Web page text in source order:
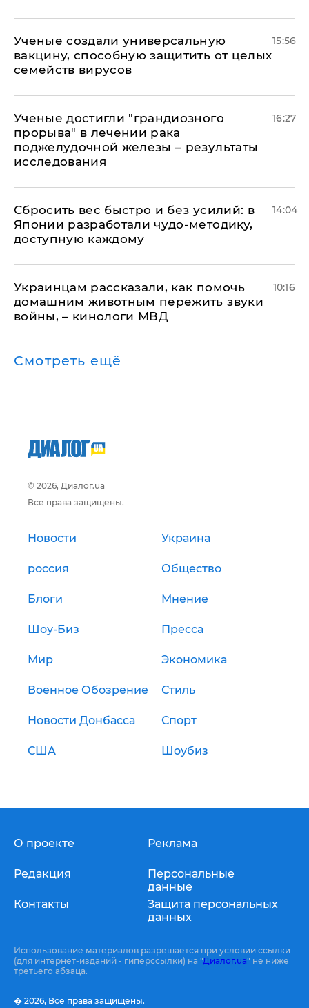
Ученые создали универсальную
вакцину, способную защитить от целых
семейств вирусов
15:56
Ученые достигли "грандиозного
прорыва" в лечении рака
поджелудочной железы – результаты
исследования
16:27
Сбросить вес быстро и без усилий: в
Японии разработали чудо-методику,
доступную каждому
14:04
Украинцам рассказали, как помочь
домашним животным пережить звуки
войны, – кинологи МВД
10:16
Смотреть ещё
© 2026, Диалог.ua
Все права защищены.
Новости Украина
россия Общество
Блоги Мнение
Шоу-Биз Пресса
Мир Экономика
Военное Обозрение Стиль
Новости Донбасса Спорт
США Шоубиз
О проекте
Редакция
Контакты
Реклама
Персональные
данные
Защита персональных
данных
Использование материалов разрешается при условии ссылки
(для интернет-изданий - гиперссылки) на "Диалог.ua" не ниже
третьего абзаца.
� 2026, Все права защищены.